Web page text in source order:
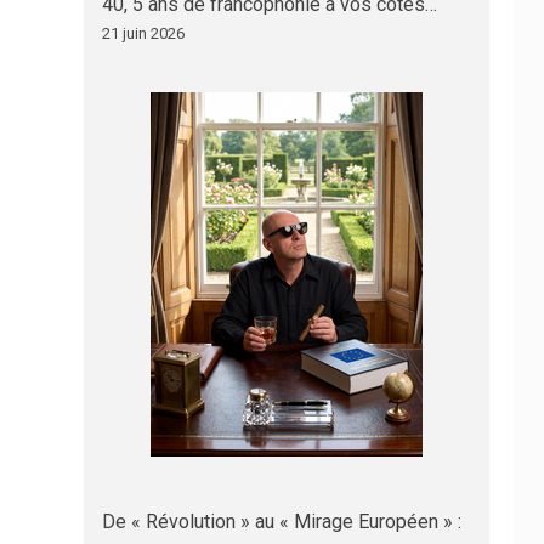
21 juin 2026
De « Révolution » au « Mirage Européen » :